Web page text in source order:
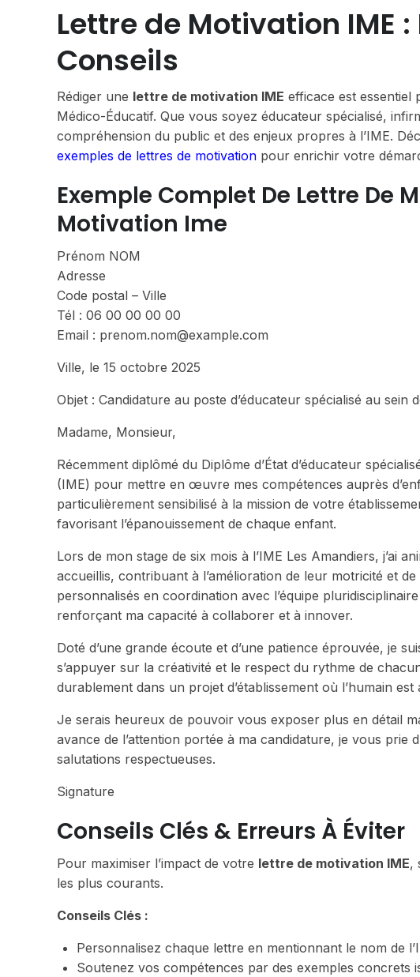
Lettre de Motivation IME
Conseils
Rédiger une lettre de motivation IME efficace est essentiel
Médico-Éducatif. Que vous soyez éducateur spécialisé,
compréhension du public et des enjeux propres à l’IME.
exemples de lettres de motivation pour enrichir votre
Exemple Complet De Lettre De
Motivation Ime
Prénom NOM
Adresse
Code postal – Ville
Tél : 06 00 00 00 00
Email : prenom.nom@example.com
Ville, le 15 octobre 2025
Objet : Candidature au poste d’éducateur spécialisé au sein
Madame, Monsieur,
Récemment diplômé du Diplôme d’État d’éducateur
(IME) pour mettre en œuvre mes compétences auprès
particulièrement sensibilisé à la mission de votre
favorisant l’épanouissement de chaque enfant.
Lors de mon stage de six mois à l’IME Les Amandiers, j’ai
accueillis, contribuant à l’amélioration de leur motricité et
personnalisés en coordination avec l’équipe
renforçant ma capacité à collaborer et à innover.
Doté d’une grande écoute et d’une patience éprouvée, je
s’appuyer sur la créativité et le respect du rythme de
durablement dans un projet d’établissement où l’humain
Je serais heureux de pouvoir vous exposer plus en détail
avance de l’attention portée à ma candidature, je vous prie
salutations respectueuses.
Signature
Conseils Clés & Erreurs À Éviter
Pour maximiser l’impact de votre lettre de motivation IME,
les plus courants.
Conseils Clés :
Personnalisez chaque lettre en mentionnant le nom de
Soutenez vos compétences par des exemples concrets